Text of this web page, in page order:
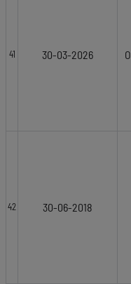
41 30-03-2026
42 30-06-2018